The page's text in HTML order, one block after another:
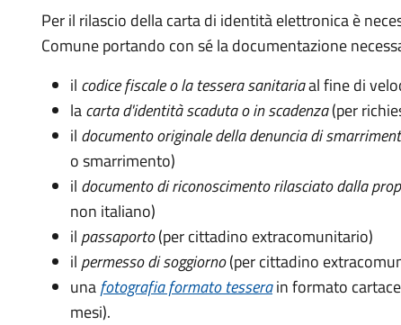
Per il rilascio della carta di identità elettronica è
Comune portando con sé la documentazione
il codice fiscale o la tessera sanitariaal fine di
lacarta d'identità scaduta o in scadenza(per
il documento originale della denuncia di
o smarrimento)
il documento di riconoscimento rilasciato dalla
non italiano)
il passaporto(per cittadino extracomunitario)
il permesso di soggiorno(per cittadino
unafotografia formato tesserain formato
mesi).